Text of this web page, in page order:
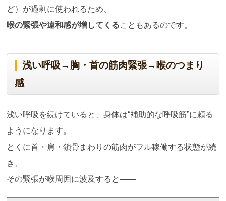
ど）が過剰に使われるため、
喉の緊張や違和感が増してくることもあるのです。
浅い呼吸→胸・首の筋肉緊張→喉のつまり
感
浅い呼吸を続けていると、身体は“補助的な呼吸筋”に頼る
ようになります。
とくに首・肩・鎖骨まわりの筋肉がフル稼働する状態が続
き、
その緊張が喉周囲に波及すると——